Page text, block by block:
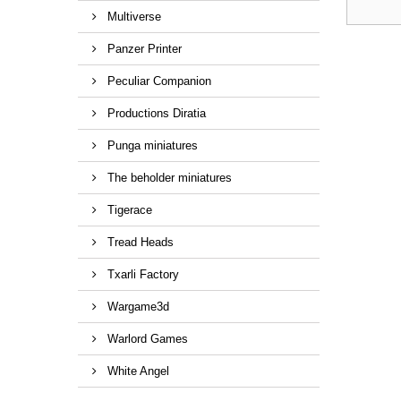
Multiverse
Panzer Printer
Peculiar Companion
Productions Diratia
Punga miniatures
The beholder miniatures
Tigerace
Tread Heads
Txarli Factory
Wargame3d
Warlord Games
White Angel